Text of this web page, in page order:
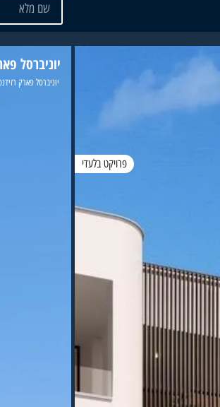
פרויקט בלעדי
יוניברסל
יוניברסל פארק